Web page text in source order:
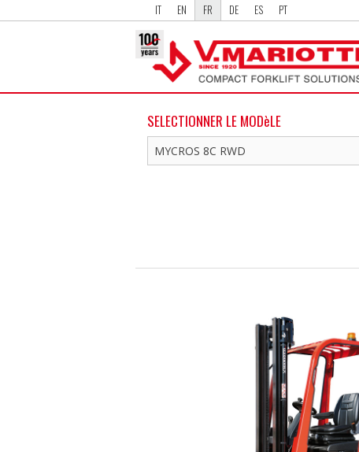
IT EN FR DE ES PT
SELECTIONNER LE MODèLE